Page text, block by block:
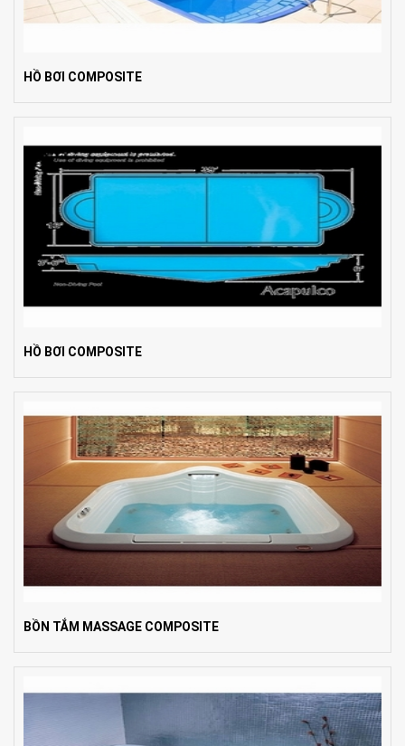
HỒ BƠI COMPOSITE
HỒ BƠI COMPOSITE
BỒN TẮM MASSAGE COMPOSITE